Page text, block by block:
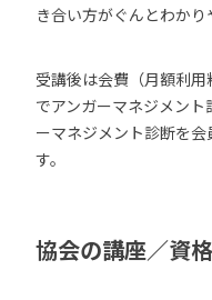
き合い方がぐんとわかり
受講後は会費（月額利
でアンガーマネジメン
ーマネジメント診断を
す。
協会の講座／資